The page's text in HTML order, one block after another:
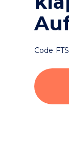
Code